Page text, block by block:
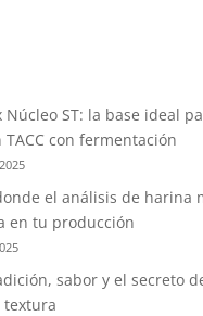
Núcleo ST: la base ideal
TACC con fermentación
el análisis de harina
en tu producción
sabor y el secreto